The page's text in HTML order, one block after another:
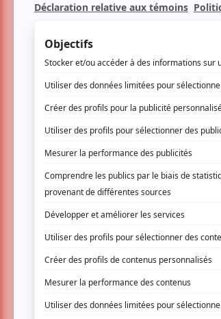
24es Sommets
Critiques
Cinéma
Natacha Trautmann
La programmation des
présentation duBest
l'animation en 76
proposé cette soirée.
Chaque année, le
rassemble une sélection
primés, ainsi qu'un
programme voyage
L'édition 2025 du festival